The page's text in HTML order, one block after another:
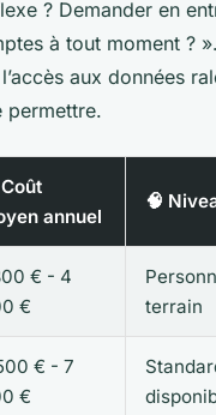
? Demander en
à tout moment ?
aux données
permettre.
annuel
🧠
€ - 4
€
terrain
€ - 7
€